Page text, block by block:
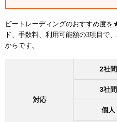
ビートレーディングのおすすめ度
ド、手数料、利用可能額の3項目で
からです。
対応
2社間
3社間
個人